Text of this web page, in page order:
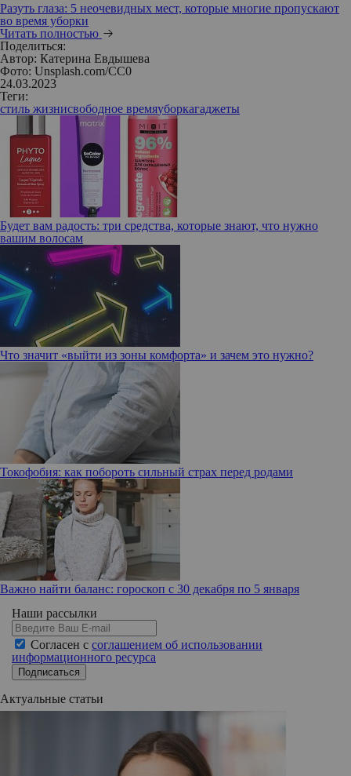
Разуть глаза: 5 неочевидных мест, которые многие пропускают
во время уборки
Читать полностью
Поделиться:
Автор: Катерина Евдышева
Фото: Unsplash.com/CC0
24.03.2023
Теги:
стиль жизнисвободное времяуборкагаджеты
Будет вам радость: три средства, которые знают, что нужно
вашим волосам
Что значит «выйти из зоны комфорта» и зачем это нужно?
Токофобия: как побороть сильный страх перед родами
Важно найти баланс: гороскоп с 30 декабря по 5 января
Наши рассылки
Согласен с соглашением об использовании
информационного ресурса
Подписаться
Актуальные статьи